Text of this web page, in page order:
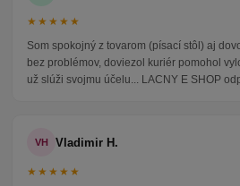
★★★★★
Som spokojný z tovarom (písací stôl) aj
bez problémov, doviezol kuriér pomohol
už slúži svojmu účelu... LACNY E SHOP
VH Vladimir H.
★★★★★